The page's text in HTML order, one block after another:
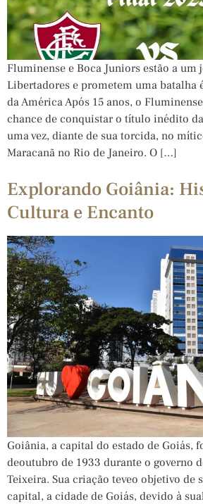
Fluminense e Boca Juniors estão a um
Libertadores e prometem uma batalha
da América Após 15 anos, o
chance de conquistar o título inédito
uma vez, diante de sua torcida, no
Maracanã no Rio de Janeiro. O […]
Explorando Goiânia:
Cultura e Encanto
Goiânia, a capital do estado de Goiás,
deoutubro de 1933 durante o governo
Teixeira. Sua criação teveo objetivo de
capital, a cidade de Goiás, devido à